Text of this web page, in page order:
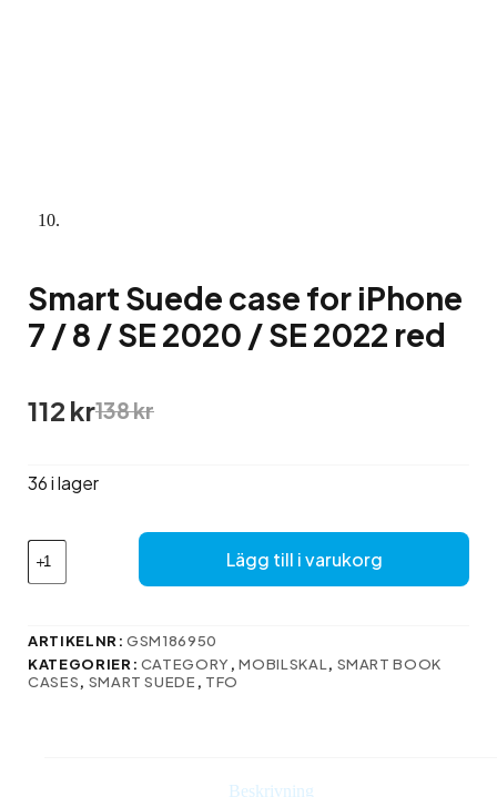
Smart Suede case for iPhone
7 / 8 / SE 2020 / SE 2022 red
138kr
Det
ursprungliga
var:
112 krDet
nuvarande
är:
36 i lager
Smart
Suede
case
iPhone
/
Lägg till i varukorg
ARTIKELNR:GSM186950
KATEGORIER: CATEGORY ,MOBILSKAL , SMART BOOK
CASES, SMART SUEDE , TFO
Beskrivning